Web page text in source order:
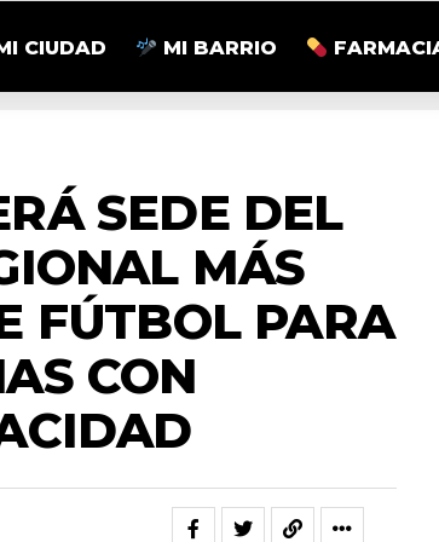
CIUDAD MI BARRIO
SEDE DEL
MÁS
FÚTBOL PARA
CON